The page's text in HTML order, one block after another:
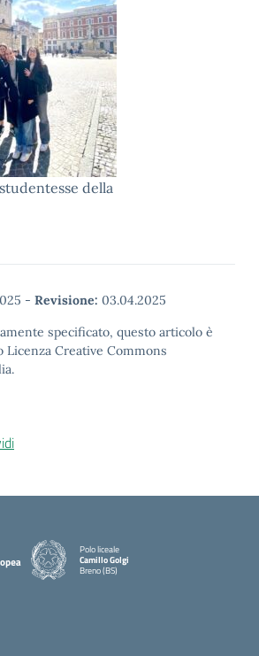
della
- Revisione: 03.04.2025
specificato, questo articolo è
Licenza Creative Commons
Polo liceale
Camillo Golgi
Breno (BS)